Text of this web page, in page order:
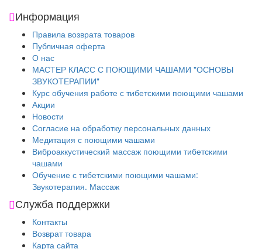
Информация
Правила возврата товаров
Публичная оферта
О нас
МАСТЕР КЛАСС С ПОЮЩИМИ ЧАШАМИ "ОСНОВЫ
ЗВУКОТЕРАПИИ"
Курс обучения работе с тибетскими поющими чашами
Акции
Новости
Согласие на обработку персональных данных
Медитация с поющими чашами
Виброаккустический массаж поющими тибетскими
чашами
Обучение с тибетскими поющими чашами:
Звукотерапия. Массаж
Служба поддержки
Контакты
Возврат товара
Карта сайта